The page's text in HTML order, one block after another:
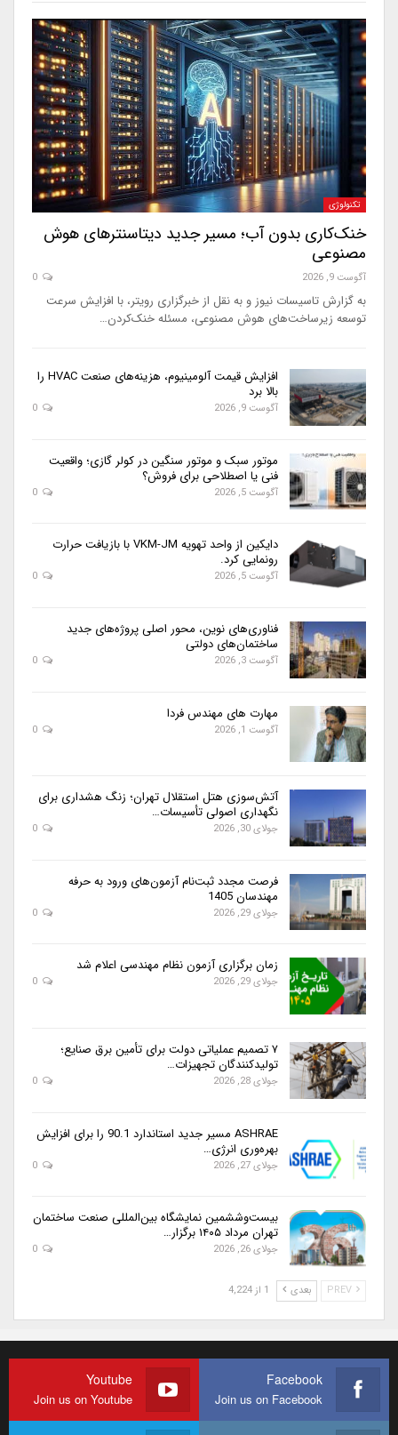
تکنولوژی
خنک‌کاری بدون آب؛ مسیر جدید دیتاسنترهای هوش
مصنوعی
آگوست 9, 2026
به گزارش تاسیسات نیوز و به نقل از خبرگزاری رویتر، با افزایش سرعت
توسعه زیرساخت‌های هوش مصنوعی، مسئله خنک‌کردن…
افزایش قیمت آلومینیوم، هزینه‌های صنعت HVAC را
بالا برد
آگوست 9, 2026
موتور سبک و موتور سنگین در کولر گازی؛ واقعیت
فنی یا اصطلاحی برای فروش؟
آگوست 5, 2026
دایکین از واحد تهویه VKM-JM با بازیافت حرارت
رونمایی کرد.
آگوست 5, 2026
فناوری‌های نوین، محور اصلی پروژه‌های جدید
ساختمان‌های دولتی
آگوست 3, 2026
مهارت های مهندس فردا
آگوست 1, 2026
آتش‌سوزی هتل استقلال تهران؛ زنگ هشداری برای
نگهداری اصولی تأسیسات…
جولای 30, 2026
فرصت مجدد ثبت‌نام آزمون‌های ورود به حرفه
مهندسان 1405
جولای 29, 2026
زمان برگزاری آزمون نظام مهندسی اعلام شد
جولای 29, 2026
۷ تصمیم عملیاتی دولت برای تأمین برق صنایع؛
تولیدکنندگان تجهیزات…
جولای 28, 2026
ASHRAE مسیر جدید استاندارد 90.1 را برای افزایش
بهره‌وری انرژی…
جولای 27, 2026
بیست‌وششمین نمایشگاه بین‌المللی صنعت ساختمان
تهران مرداد ۱۴۰۵ برگزار…
جولای 26, 2026
بعدی 1 از 4,224
Facebook
Join us on Facebook
Youtube
Join us on Youtube